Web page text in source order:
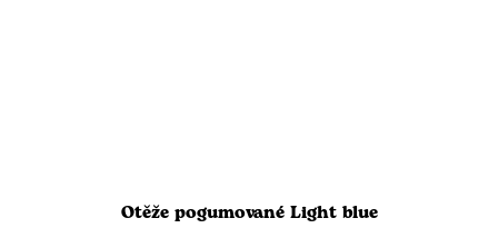
Otěže pogumované Light blue